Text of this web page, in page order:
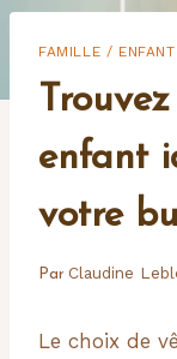
FAMILLE / ENFANT
enfant
votre
Par Claudine
Le choix de